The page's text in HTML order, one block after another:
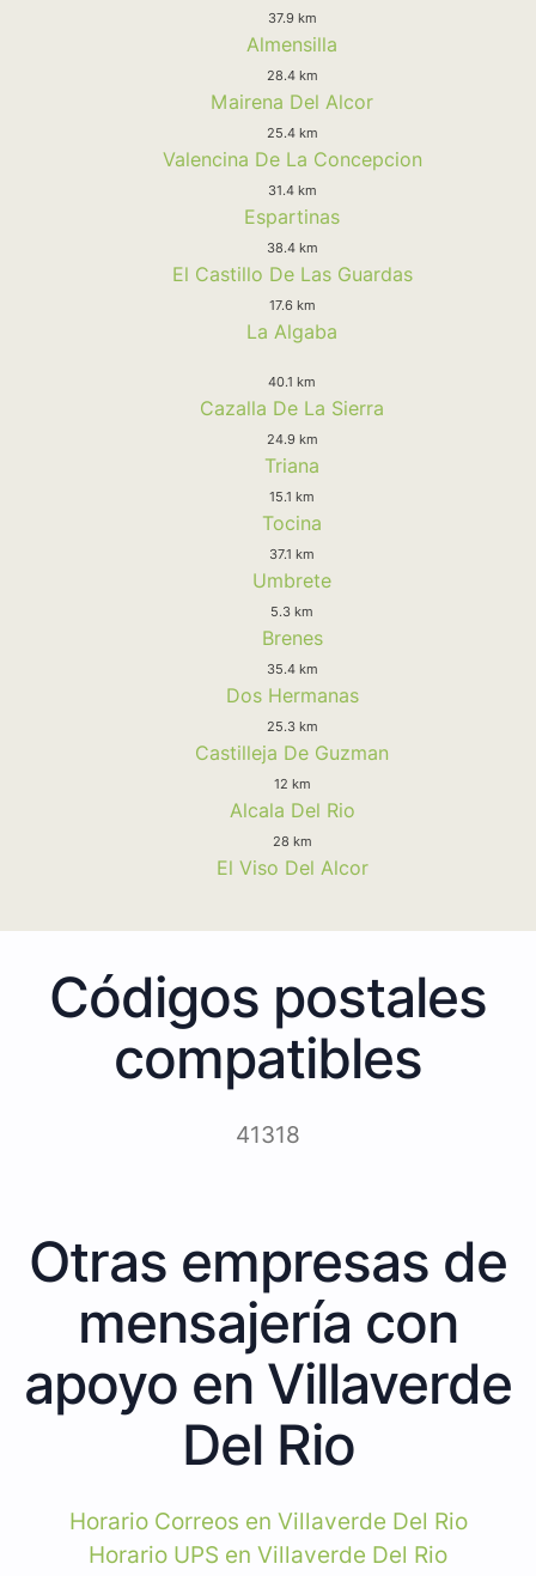
37.9 km
Almensilla
28.4 km
Mairena Del Alcor
25.4 km
Valencina De La Concepcion
31.4 km
Espartinas
38.4 km
El Castillo De Las Guardas
17.6 km
La Algaba
40.1 km
Cazalla De La Sierra
24.9 km
Triana
15.1 km
Tocina
37.1 km
Umbrete
5.3 km
Brenes
35.4 km
Dos Hermanas
25.3 km
Castilleja De Guzman
12 km
Alcala Del Rio
28 km
El Viso Del Alcor
Códigos postales
compatibles
41318
Otras empresas de
mensajería con
apoyo en Villaverde
Del Rio
Horario Correos en Villaverde Del Rio
Horario UPS en Villaverde Del Rio